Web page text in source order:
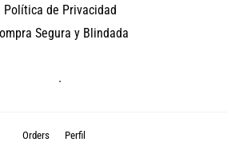
Política de Privacidad
Segura y Blindada
.
Orders Perfil